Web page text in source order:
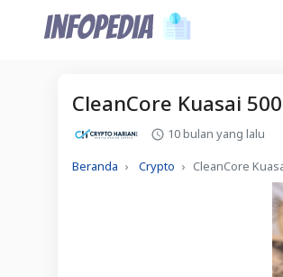
CleanCore Kuasai
10 bulan yang lalu
Beranda Crypto CleanCore